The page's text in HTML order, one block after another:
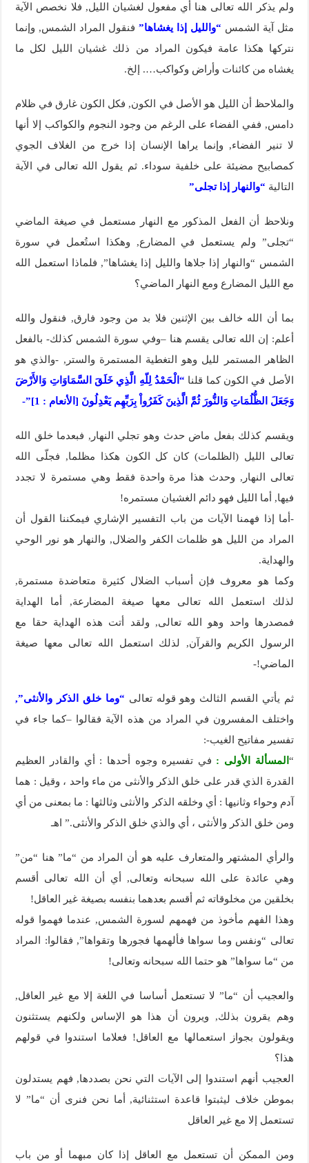
ولم يذكر الله تعالى هنا أي مفعول لغشيان الليل, فلا نخصص الآية
مثل آية الشمس “والليل إذا يغشاها” فنقول المراد الشمس, وإنما
نتركها هكذا عامة فيكون المراد من ذلك غشيان الليل لكل ما
يغشاه من كائنات وأراض وكواكب…. إلخ.
والملاحظ أن الليل هو الأصل في الكون, فكل الكون غارق في ظلام
دامس, ففي الفضاء على الرغم من وجود النجوم والكواكب إلا أنها
لا تنير الفضاء, وإنما يراها الإنسان إذا خرج من الغلاف الجوي
كمصابيح مضيئة على خلفية سوداء. ثم يقول الله تعالى في الآية
التالية “والنهار إذا تجلى”
ونلاحظ أن الفعل المذكور مع النهار مستعمل في صيغة الماضي
“تجلى” ولم يستعمل في المضارع, وهكذا استُعمل في سورة
الشمس “والنهار إذا جلاها والليل إذا يغشاها”, فلماذا استعمل الله
مع الليل المضارع ومع النهار الماضي؟
بما أن الله خالف بين الإثنين فلا بد من وجود فارق, فنقول والله
أعلم: إن الله تعالى يقسم هنا –وفي سورة الشمس كذلك- بالفعل
الظاهر المستمر لليل وهو التغطية المستمرة والستر, -والذي هو
الأصل في الكون كما قلنا “الْحَمْدُ لِلّهِ الَّذِي خَلَقَ السَّمَاوَاتِ وَالأَرْضَ
وَجَعَلَ الظُّلُمَاتِ وَالنُّورَ ثُمَّ الَّذِينَ كَفَرُواْ بِرَبِّهِم يَعْدِلُونَ [الأنعام : 1]”-
ويقسم كذلك بفعل ماض حدث وهو تجلي النهار, فبعدما خلق الله
تعالى الليل (الظلمات) كان كل الكون هكذا مظلما, فجلّى الله
تعالى النهار, وحدث هذا مرة واحدة فقط وهي مستمرة لا تجدد
فيها, أما الليل فهو دائم الغشيان مستمره!
-أما إذا فهمنا الآيات من باب التفسير الإشاري فيمكننا القول أن
المراد من الليل هو ظلمات الكفر والضلال, والنهار هو نور الوحي
والهداية.
وكما هو معروف فإن أسباب الضلال كثيرة متعاضدة مستمرة,
لذلك استعمل الله تعالى معها صيغة المضارعة, أما الهداية
فمصدرها واحد وهو الله تعالى, ولقد أتت هذه الهداية حقا مع
الرسول الكريم والقرآن, لذلك استعمل الله تعالى معها صيغة
الماضي!-
ثم يأتي القسم الثالث وهو قوله تعالى “وما خلق الذكر والأنثى”,
واختلف المفسرون في المراد من هذه الآية فقالوا –كما جاء في
تفسير مفاتيح الغيب-:
“ المسألة الأولى : في تفسيره وجوه أحدها : أي والقادر العظيم
القدرة الذي قدر على خلق الذكر والأنثى من ماء واحد ، وقيل : هما
آدم وحواء وثانيها : أي وخلقه الذكر والأنثى وثالثها : ما بمعنى من أي
ومن خلق الذكر والأنثى ، أي والذي خلق الذكر والأنثى.” اهـ
والرأي المشتهر والمتعارف عليه هو أن المراد من “ما” هنا “من”
وهي عائدة على الله سبحانه وتعالى, أي أن الله تعالى أقسم
بخلقين من مخلوقاته ثم أقسم بعدهما بنفسه بصيغة غير العاقل!
وهذا الفهم مأخوذ من فهمهم لسورة الشمس, عندما فهموا قوله
تعالى “ونفس وما سواها فألهمها فجورها وتقواها”, فقالوا: المراد
من “ما سواها” هو حتما الله سبحانه وتعالى!
والعجيب أن “ما” لا تستعمل أساسا في اللغة إلا مع غير العاقل,
وهم يقرون بذلك, ويرون أن هذا هو الإساس ولكنهم يستثنون
ويقولون بجواز استعمالها مع العاقل! فعلاما استندوا في قولهم
هذا؟
العجيب أنهم استندوا إلى الآيات التي نحن بصددها, فهم يستدلون
بموطن خلاف ليثبتوا قاعدة استثنائية, أما نحن فنرى أن “ما” لا
تستعمل إلا مع غير العاقل
ومن الممكن أن تستعمل مع العاقل إذا كان مبهما أو من باب